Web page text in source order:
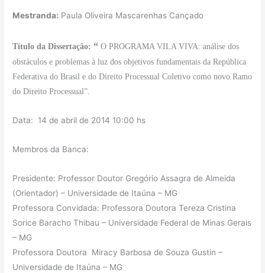
Mestranda: Paula Oliveira Mascarenhas Cançado
Título da Dissertação: “O PROGRAMA VILA VIVA: análise dos
obstáculos e problemas à luz dos objetivos fundamentais da República
Federativa do Brasil e do Direito Processual Coletivo como novo Ramo
do Direito Processual”.
Data: 14 de abril de 2014 10:00 hs
Membros da Banca:
Presidente: Professor Doutor Gregório Assagra de Almeida
(Orientador) – Universidade de Itaúna – MG
Professora Convidada: Professora Doutora Tereza Cristina
Sorice Baracho Thibau – Universidade Federal de Minas Gerais
– MG
Professora Doutora Miracy Barbosa de Souza Gustin –
Universidade de Itaúna – MG